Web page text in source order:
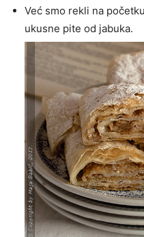
Već smo rekli na
ukusne pite od jabuka.